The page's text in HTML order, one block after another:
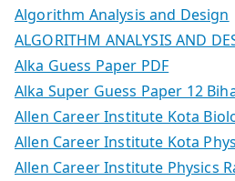
Algorithm Analysis and Design
ALGORITHM ANALYSIS AND
Alka Guess Paper PDF
Alka Super Guess Paper 12
Allen Career Institute Kota
Allen Career Institute Kota
Allen Career Institute Physics